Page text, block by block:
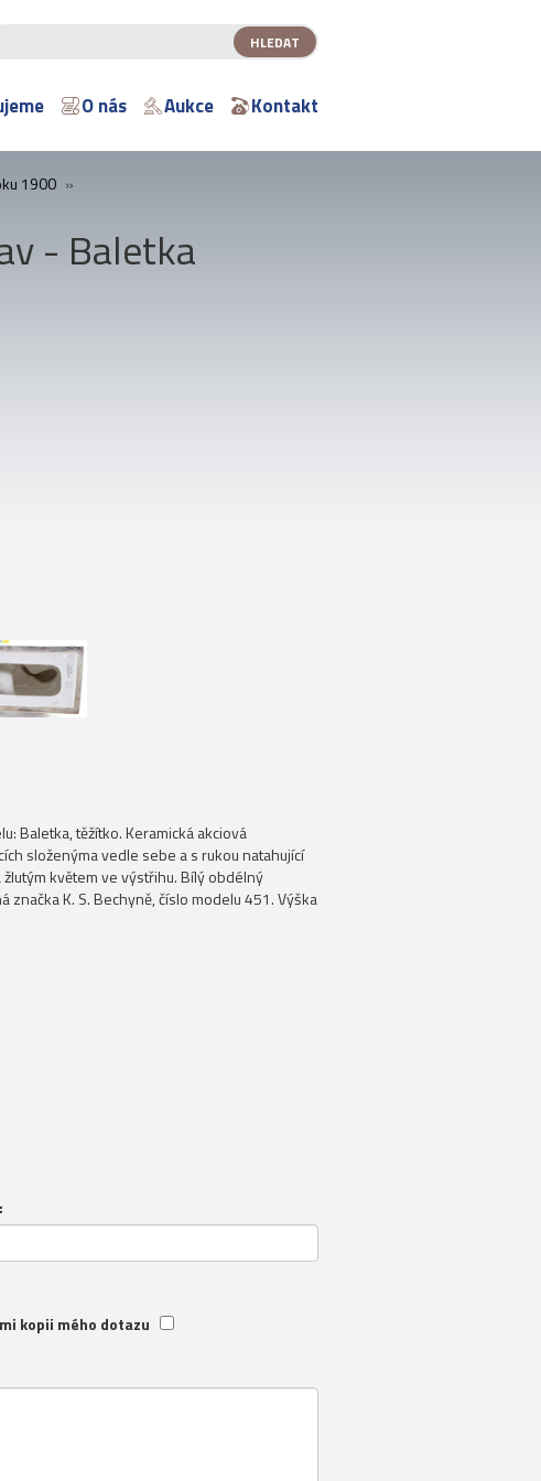
O nás Aukce Kontakt
1900 »
- Baletka
Baletka, těžítko. Keramická akciová
složenýma vedle sebe a s rukou natahující
květem ve výstřihu. Bílý obdélný
K. S. Bechyně, číslo modelu 451. Výška
kopii mého dotazu